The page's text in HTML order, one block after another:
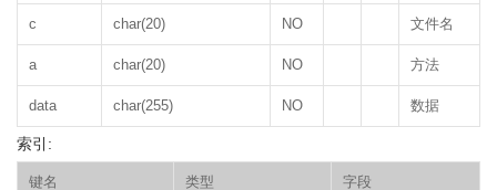
c char(20) NO 文件名
a char(20) NO 方法
data char(255) NO 数据
索引:
键名 类型 字段